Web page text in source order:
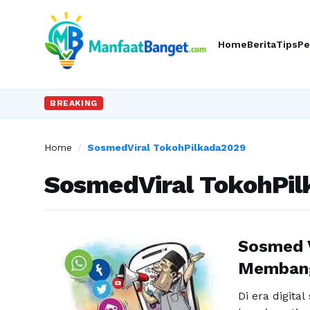
HomeBeritaTips
BREAKING
Home / SosmedViral TokohPilkada2029
SosmedViral
Sosmed
Di era digital